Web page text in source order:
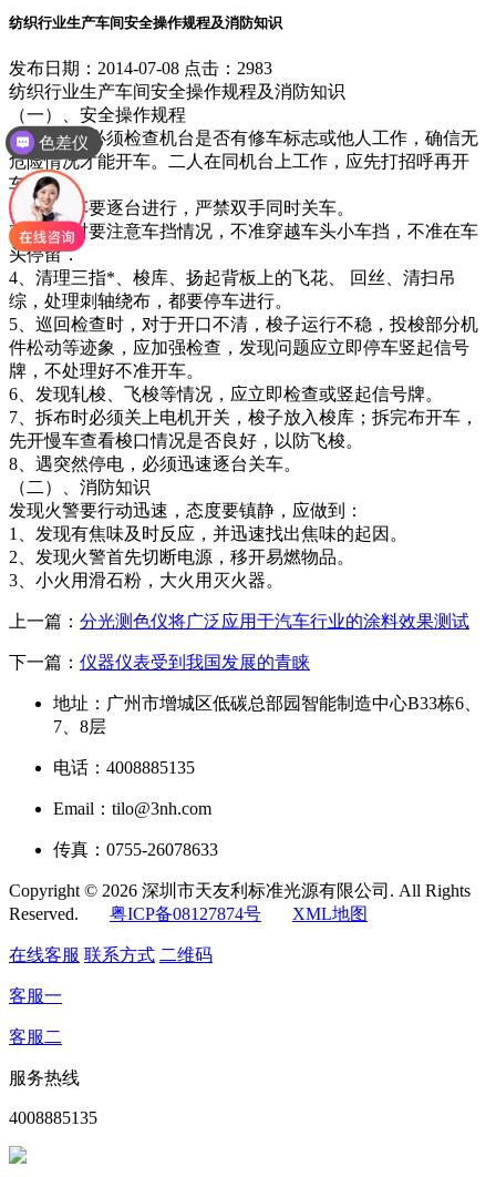
纺织行业生产车间安全操作规程及消防知识
发布日期：2014-07-08 点击：2983
纺织行业生产车间安全操作规程及消防知识
（一）、安全操作规程
1、开车前必须检查机台是否有修车标志或他人工作，确信无
危险情况才能开车。二人在同机台上工作，应先打招呼再开
车。
2、开关车要逐台进行，严禁双手同时关车。
3、巡回时要注意车挡情况，不准穿越车头小车挡，不准在车
头停留．
4、清理三指*、梭库、扬起背板上的飞花、 回丝、清扫吊
综，处理刺轴绕布，都要停车进行。
5、巡回检查时，对于开口不清，梭子运行不稳，投梭部分机
件松动等迹象，应加强检查，发现问题应立即停车竖起信号
牌，不处理好不准开车。
6、发现轧梭、飞梭等情况，应立即检查或竖起信号牌。
7、拆布时必须关上电机开关，梭子放入梭库；拆完布开车，
先开慢车查看梭口情况是否良好，以防飞梭。
8、遇突然停电，必须迅速逐台关车。
（二）、消防知识
发现火警要行动迅速，态度要镇静，应做到：
1、发现有焦味及时反应，并迅速找出焦味的起因。
2、发现火警首先切断电源，移开易燃物品。
3、小火用滑石粉，大火用灭火器。
上一篇： 分光测色仪将广泛应用于汽车行业的涂料效果测试
下一篇： 仪器仪表受到我国发展的青睐
地址：广州市增城区低碳总部园智能制造中心B33栋6、
7、8层
电话：4008885135
Email：tilo@3nh.com
传真：0755-26078633
Copyright © 2026 深圳市天友利标准光源有限公司. All Rights
Reserved. 粤ICP备08127874号 XML地图
在线客服 联系方式 二维码
客服一
客服二
服务热线
4008885135
色差仪